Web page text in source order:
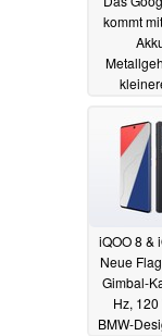
kommt
iQOO 8 &
Neue
Gimbal-
Hz,
BMW-